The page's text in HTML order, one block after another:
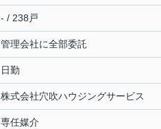
- / 238戸
管理会社に全部委託
日勤
株式会社穴吹ハウジングサービス
専任媒介